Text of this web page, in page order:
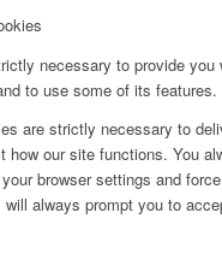
necessary to provide you
to use some of its features.
are strictly necessary to
how our site functions. You
browser settings and
always prompt you to